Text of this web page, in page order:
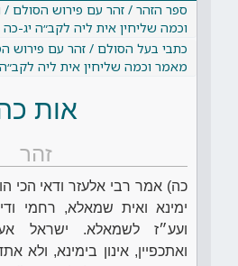
ספר הזהר / זהר עם פירוש הסולם
וכמה שליחין אית ליה לקב״ה יג-כה
כתבי בעל הסולם / זהר עם פירוש
מאמר וכמה שליחין אית ליה
אות
זהר
כה) אמר רבי אלעזר ודאי הכי
ימינא ואית שמאלא, רחמי
ועע״ז לשמאלא. ישראל
ואתכפיין, אינון בימינא, ולא